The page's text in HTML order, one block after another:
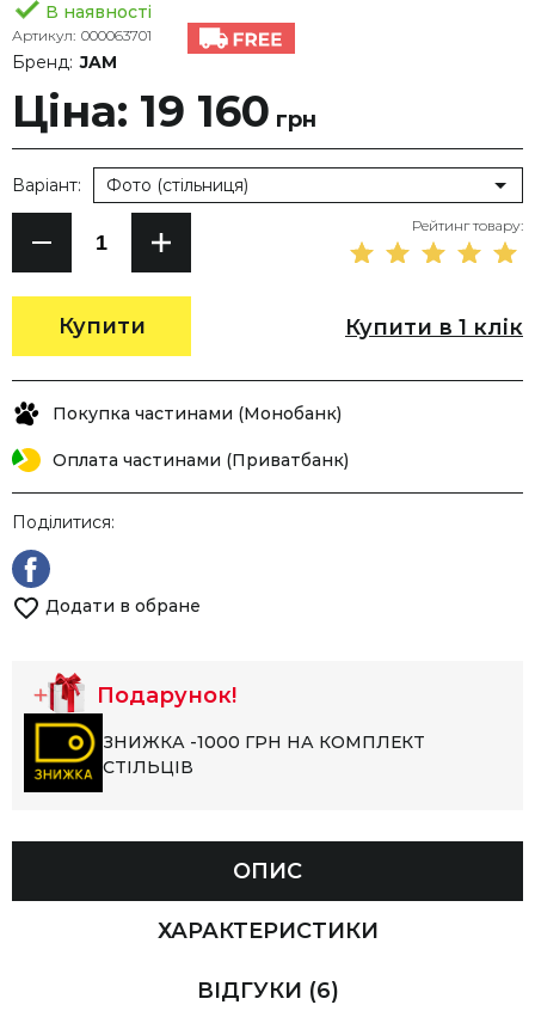
В наявності
Артикул: 000063701
Бренд: JAM
Ціна: 19 160 грн
Купити
Варіант: Фото (стільниця)
Рейтинг товару:
Купити в 1 клік
Покупка частинами (Монобанк)
Оплата частинами (Приватбанк)
Поділитися:
Додати в обране
Подарунок!
ЗНИЖКА -1000 ГРН НА КОМПЛЕКТ
СТІЛЬЦІВ
ОПИС
ХАРАКТЕРИСТИКИ
ВІДГУКИ (6)